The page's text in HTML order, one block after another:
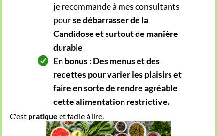
je recommande à mes consultants
pourse débarrasser de la
Candidose et surtout de manière
durable
En bonus : Des menus et des
recettes pour varier les plaisirs et
faire en sorte de rendre agréable
cette alimentation restrictive.
C'est pratique et facile à lire.